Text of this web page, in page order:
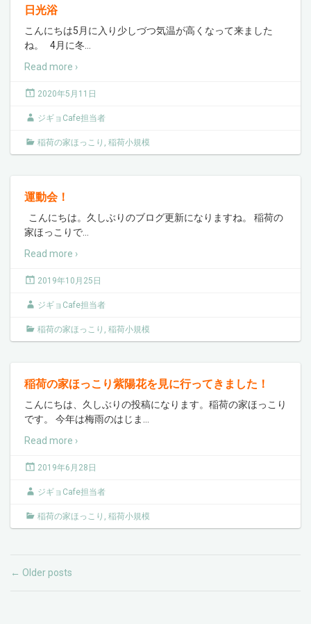
日光浴
こんにちは5月に入り少しづつ気温が高くなって来ました
ね。 4月に冬
Read more ›
2020年5月11日
ジギョCafe担当者
稲荷の家ほっこり , 稲荷小規模
運動会！
こんにちは。久しぶりのブログ更新になりますね。 稲荷の
家ほっこりで
Read more ›
2019年10月25日
ジギョCafe担当者
稲荷の家ほっこり , 稲荷小規模
稲荷の家ほっこり紫陽花を見に行ってきました！
こんにちは、久しぶりの投稿になります。稲荷の家ほっこり
です。 今年は梅雨のはじま
Read more ›
2019年6月28日
ジギョCafe担当者
稲荷の家ほっこり , 稲荷小規模
← Older posts